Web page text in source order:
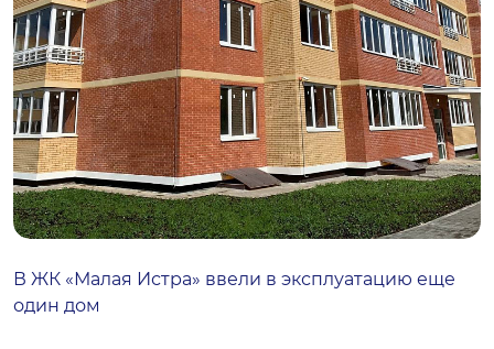
В ЖК «Малая Истра» ввели в эксплуатацию еще
один дом